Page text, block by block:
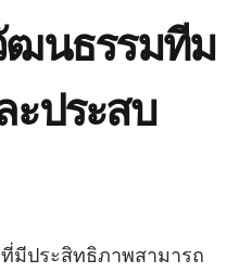
ฒนธรรมทีม
ประสบ
ประสิทธิภาพสามารถ